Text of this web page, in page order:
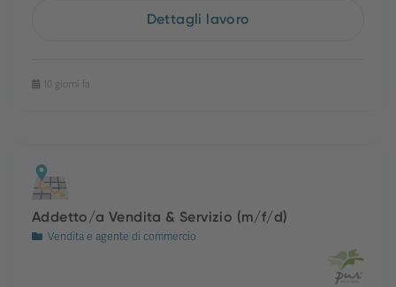
Dettagli lavoro
10 giorni fa
Addetto/a Vendita & Servizio (m/f/d)
Vendita e agente di commercio